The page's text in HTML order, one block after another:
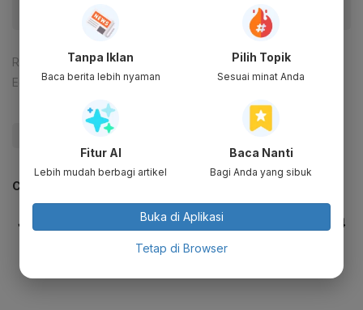
Reporter:
Mela Syaharani
Editor: Ameidyo Daud Nasution
#Sumatra
CEK JUGA DATA INI
Tanpa Iklan
Baca berita lebih nyaman
Pilih Topik
Sesuai minat Anda
Fitur AI
Lebih mudah berbagi artikel
Baca Nanti
Bagi Anda yang sibuk
Buka di Aplikasi
Tetap di Browser